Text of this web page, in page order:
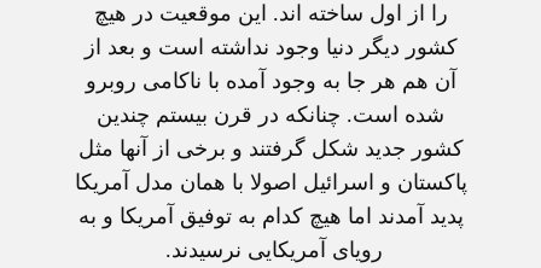
را از اول ساخته اند. این موقعیت در هیچ
کشور دیگر دنیا وجود نداشته است و بعد از
آن هم هر جا به وجود آمده با ناکامی روبرو
شده است. چنانکه در قرن بیستم چندین
کشور جدید شکل گرفتند و برخی از آنها مثل
پاکستان و اسرائیل اصولا با همان مدل آمریکا
پدید آمدند اما هیچ کدام به توفیق آمریکا و به
رویای آمریکایی نرسیدند.